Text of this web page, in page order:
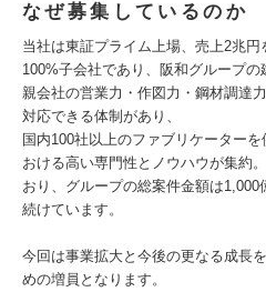
なぜ募集しているのか
当社は東証プライム上場、売上2兆
100%子会社であり、阪和グループの
親会社の営業力・作図力・鋼材調達
対応できる体制があり、
国内100社以上のファブリケーター
おける高い専門性とノウハウが集約
おり、グループの総案件金額は
続けています。
今回は事業拡大と今後の更なる成長
めの増員となります。